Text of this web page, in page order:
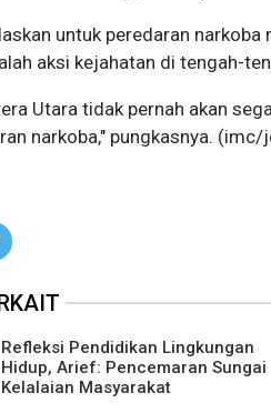
untuk peredaran
aksi kejahatan di tengah-
Utara tidak pernah akan
narkoba," pungkasnya. (imc/
Refleksi Pendidikan Lingkungan
Hidup, Arief: Pencemaran Sungai
Kelalaian Masyarakat